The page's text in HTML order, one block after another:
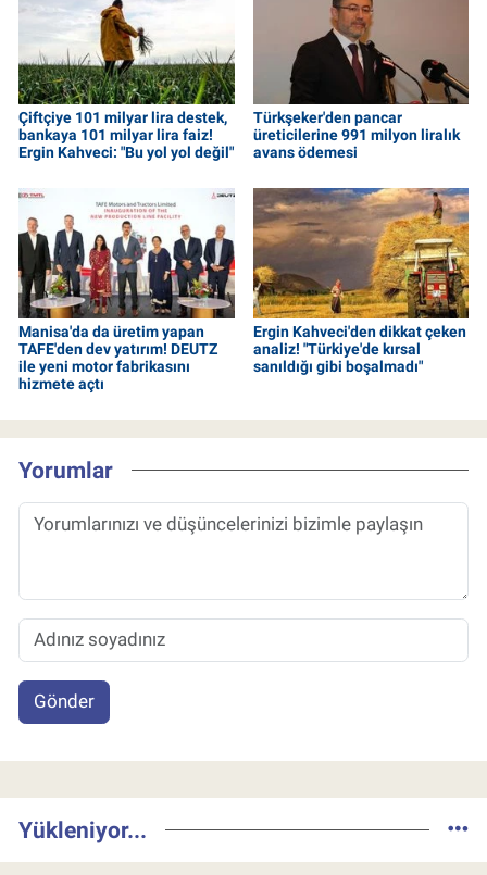
Çiftçiye 101 milyar lira destek,
bankaya 101 milyar lira faiz!
Ergin Kahveci: "Bu yol yol değil"
Türkşeker'den pancar
üreticilerine 991 milyon liralık
avans ödemesi
Manisa'da da üretim yapan
TAFE'den dev yatırım! DEUTZ
ile yeni motor fabrikasını
hizmete açtı
Ergin Kahveci'den dikkat çeken
analiz! "Türkiye'de kırsal
sanıldığı gibi boşalmadı"
Yorumlar
Gönder
Yükleniyor...